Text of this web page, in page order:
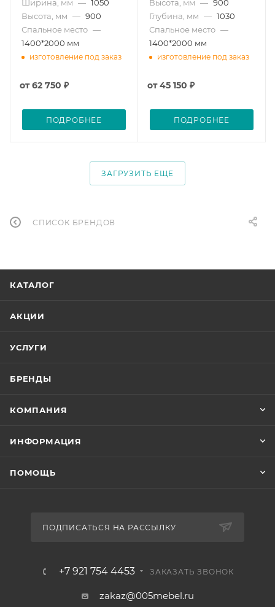
Ширина, мм — 1050
Высота, мм — 900
Спальное место —
1400*2000 мм
изготовление под заказ
от62 750 ₽
ПОДРОБНЕЕ
Высота, мм — 900
Глубина, мм — 1030
Спальное место —
1400*2000 мм
изготовление под заказ
от45 150 ₽
ПОДРОБНЕЕ
ЗАГРУЗИТЬ ЕЩЕ
СПИСОК БРЕНДОВ
КАТАЛОГ
АКЦИИ
УСЛУГИ
БРЕНДЫ
КОМПАНИЯ
ИНФОРМАЦИЯ
ПОМОЩЬ
ПОДПИСАТЬСЯ НА РАССЫЛКУ
+7 921 754 4453 ЗАКАЗАТЬ ЗВОНОК
zakaz@005mebel.ru